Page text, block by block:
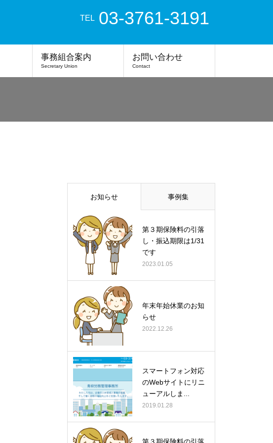
TEL 03-3761-3191
事務組合案内
Secretary Union
お問い合わせ
Contact
お知らせ 事例集
第３期保険料の引落
し・振込期限は1/31
です
2023.01.05
年末年始休業のお知
らせ
2022.12.26
スマートフォン対応
のWebサイトにリニ
ューアルしま...
2019.01.28
第３期保険料の引落